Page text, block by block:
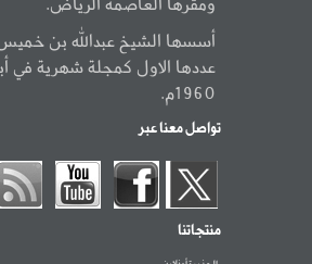
أسسها الشيخ عبدالله بن
عددها الاول كمجلة شهرية في
1960م.
تواصل معنا عبر
منتجاتنا